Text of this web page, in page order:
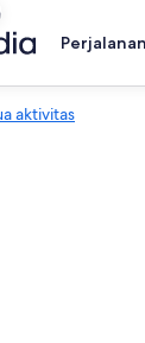
Perjalanan
aktivitas